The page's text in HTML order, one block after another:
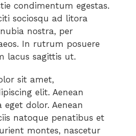
condimentum egestas.
sociosqu ad litora
nostra, per
In rutrum posuere
lacus sagittis ut.
sit amet,
elit. Aenean
dolor. Aenean
natoque penatibus et
montes, nascetur